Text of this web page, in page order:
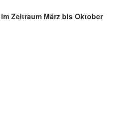
Zeitraum März bis Oktober